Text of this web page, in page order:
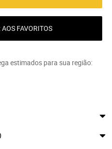
FAVORITOS
estimados para sua região: